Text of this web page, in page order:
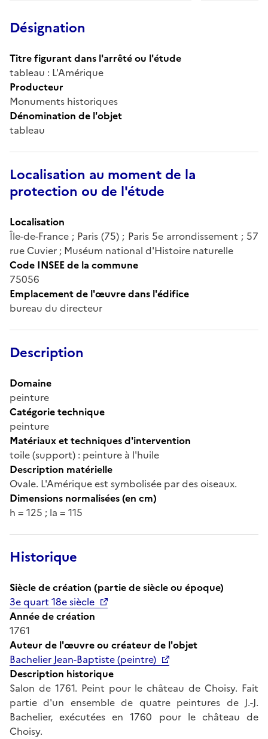
Désignation
Titre figurant dans l'arrêté ou l'étude
tableau : L'Amérique
Producteur
Monuments historiques
Dénomination de l'objet
tableau
Localisation au moment de la
protection ou de l'étude
Localisation
Île-de-France ; Paris (75) ; Paris 5e arrondissement ; 57
rue Cuvier ; Muséum national d'Histoire naturelle
Code INSEE de la commune
75056
Emplacement de l'œuvre dans l'édifice
bureau du directeur
Description
Domaine
peinture
Catégorie technique
peinture
Matériaux et techniques d'intervention
toile (support) : peinture à l'huile
Description matérielle
Ovale. L'Amérique est symbolisée par des oiseaux.
Dimensions normalisées (en cm)
h = 125 ; la = 115
Historique
Siècle de création (partie de siècle ou époque)
3e quart 18e siècle
Année de création
1761
Auteur de l'œuvre ou créateur de l'objet
Bachelier Jean-Baptiste (peintre)
Description historique
Salon de 1761. Peint pour le château de Choisy. Fait
partie d'un ensemble de quatre peintures de J.-J.
Bachelier, exécutées en 1760 pour le château de
Choisy.